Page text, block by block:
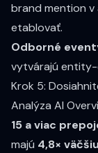
brand mention
etablovať.
Odborné
vytvárajú
Krok 5:
Analýza AI
15 a viac
majú 4,8×